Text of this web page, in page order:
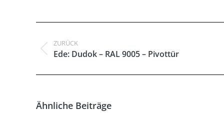
Kommentarnavigation
ZURÜCK
Vorheriger
Ede: Dudok – RAL 9005 – Pivottür
Ähnliche Beiträge